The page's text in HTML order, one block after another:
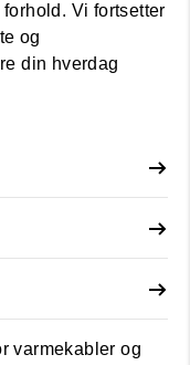
Vi fortsetter
og
din hverdag
varmekabler og